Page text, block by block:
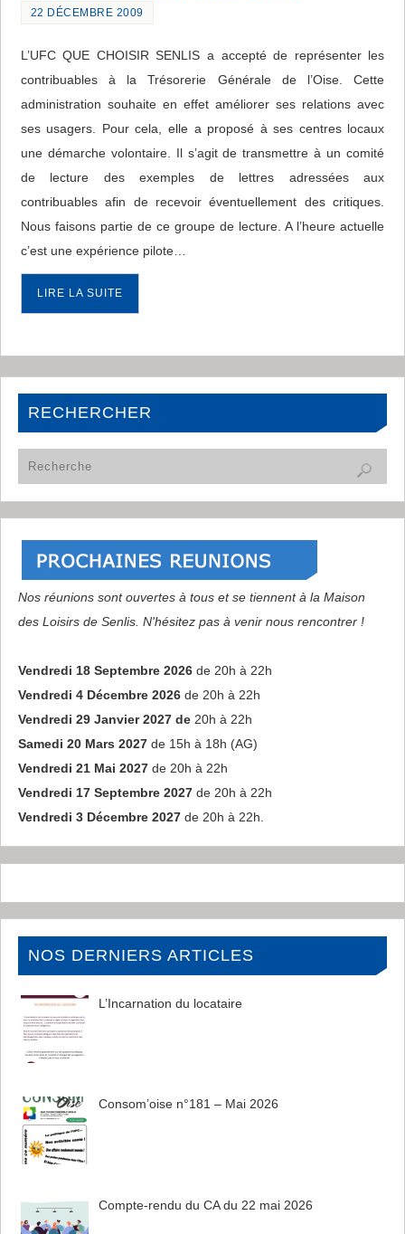
22 DÉCEMBRE 2009
L’UFC QUE CHOISIR SENLIS a accepté de représenter les
contribuables à la Trésorerie Générale de l’Oise. Cette
administration souhaite en effet améliorer ses relations avec
ses usagers. Pour cela, elle a proposé à ses centres locaux
une démarche volontaire. Il s’agit de transmettre à un comité
de lecture des exemples de lettres adressées aux
contribuables afin de recevoir éventuellement des critiques.
Nous faisons partie de ce groupe de lecture. A l’heure actuelle
c’est une expérience pilote…
LIRE LA SUITE
RECHERCHER
Nos réunions sont ouvertes à tous et se tiennent à la Maison
des Loisirs de Senlis. N'hésitez pas à venir nous rencontrer !
Vendredi 18 Septembre 2026de 20h à 22h
Vendredi 4 Décembre 2026de 20h à 22h
Vendredi 29 Janvier 2027 de20h à 22h
Samedi 20 Mars 2027de 15h à 18h (AG)
Vendredi 21 Mai 2027de 20h à 22h
Vendredi 17 Septembre 2027de 20h à 22h
Vendredi 3 Décembre 2027de 20h à 22h.
NOS DERNIERS ARTICLES
L’Incarnation du locataire
Consom’oise n°181 – Mai 2026
Compte-rendu du CA du 22 mai 2026